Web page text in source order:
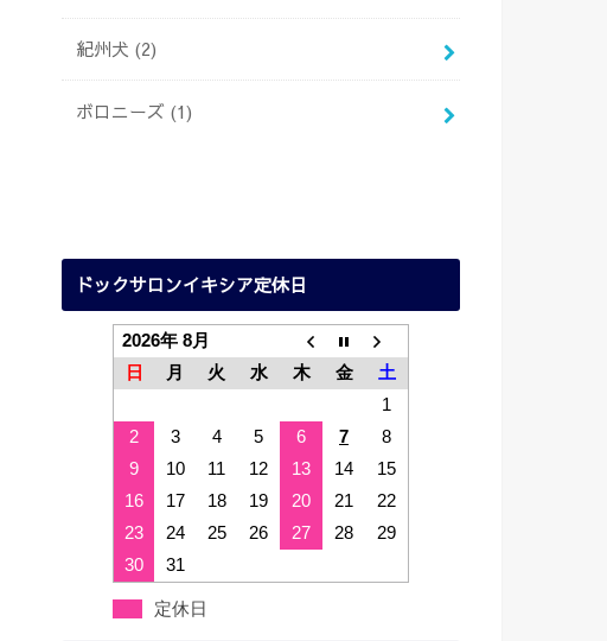
紀州犬 (2)
ボロニーズ (1)
ドックサロンイキシア定休日
2026年 8月
日
月 火 水 木 金
土
1
2
3 4 5 6 7
8
9
10 11 12 13 14
15
16
17 18 19 20 21
22
23
24 25 26 27 28
29
30
31
定休日